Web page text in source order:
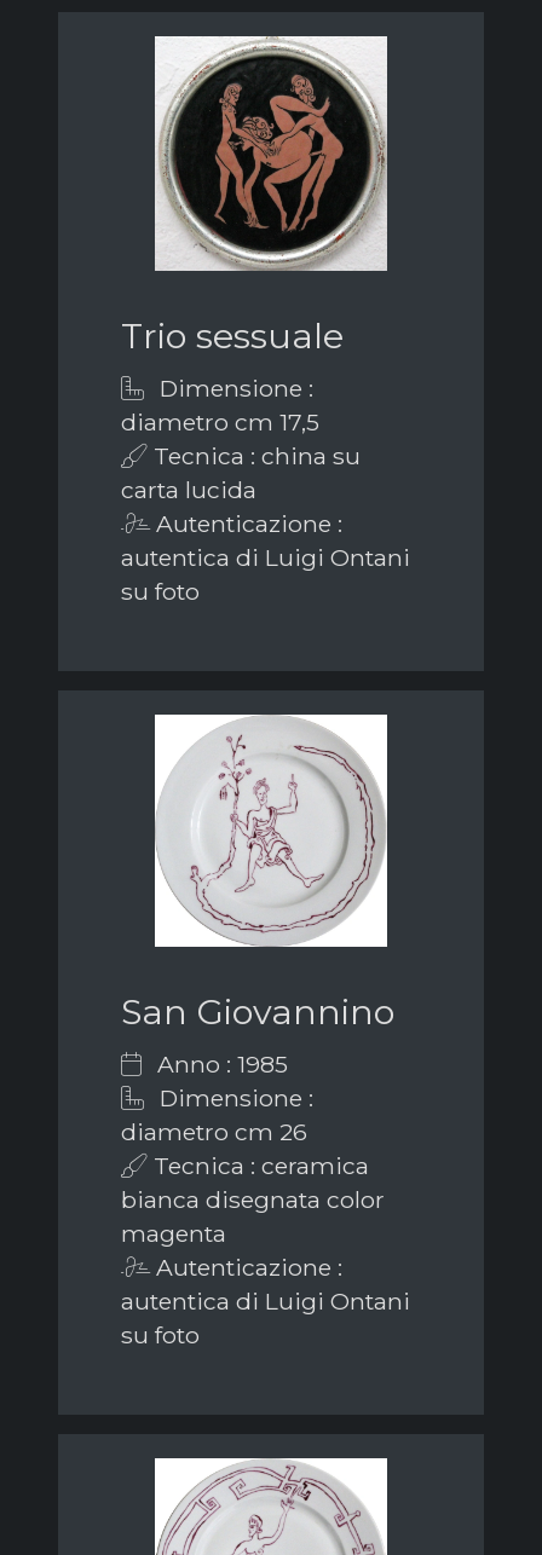
Trio sessuale
Dimensione :
diametro cm 17,5
Tecnica : china su
carta lucida
Autenticazione :
autentica di Luigi Ontani
su foto
San Giovannino
Anno : 1985
Dimensione :
diametro cm 26
Tecnica : ceramica
bianca disegnata color
magenta
Autenticazione :
autentica di Luigi Ontani
su foto